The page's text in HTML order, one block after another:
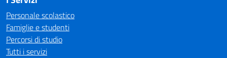
Personale scolastico
Famiglie e studenti
Percorsi di studio
Tutti i servizi